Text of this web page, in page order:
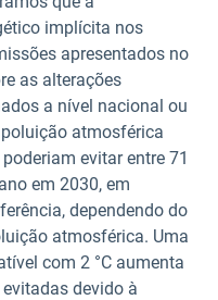
implícita nos
apresentados no
as alterações
a nível nacional ou
atmosférica
evitar entre 71
em 2030, em
dependendo do
atmosférica. Uma
com 2 °C aumenta
devido à